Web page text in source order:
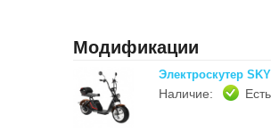
Модификации
Электроскутер
Наличие: Есть